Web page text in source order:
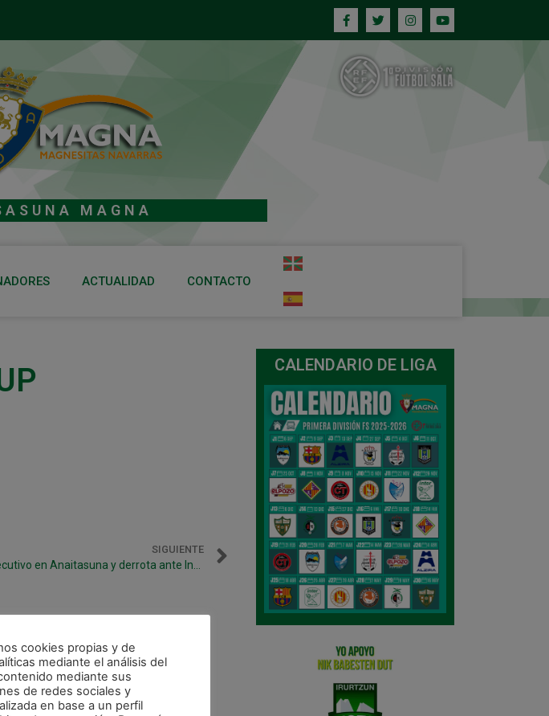
MAGNA
ACTUALIDAD CONTACTO
SIGUIENTE
CALENDARIO DE LIGA
cookies propias y de
mediante el análisis del
mediante sus
de redes sociales y
en base a un perfil